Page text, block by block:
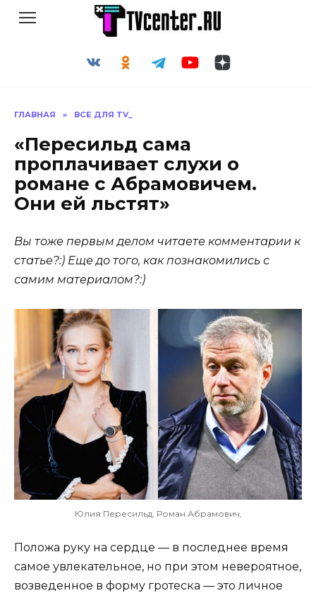
ГЛАВНАЯ » ВСЕ ДЛЯ TV_
«Пересильд сама
проплачивает слухи о
романе с Абрамовичем.
Они ей льстят»
Вы тоже первым делом читаете комментарии к
статье?:) Еще до того, как познакомились с
самим материалом?:)
Юлия Пересильд, Роман Абрамович,
Положа руку на сердце — в последнее время
самое увлекательное, но при этом невероятное,
возведенное в форму гротеска — это личное